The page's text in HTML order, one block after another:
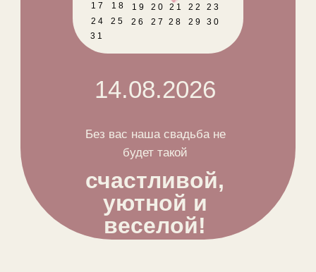
31
30
28 29
23
24
25 26 27
21 22
17
18 19 20
14.08.2026
Без вас наша свадьба не
будет такой
счастливой,
уютной и
веселой!